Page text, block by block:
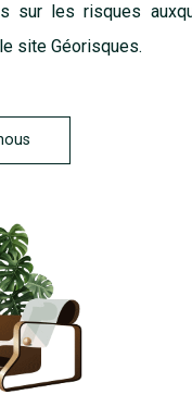
sur les risques
site Géorisques.